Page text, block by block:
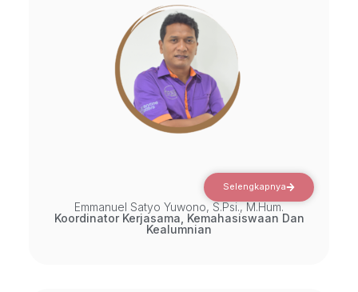
Selengkapnya
Emmanuel Satyo Yuwono, S.Psi., M.Hum.
Koordinator Kerjasama, Kemahasiswaan Dan
Kealumnian